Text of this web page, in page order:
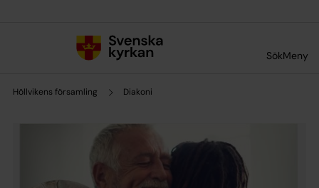
SökMeny
Höllvikens församling Diakoni